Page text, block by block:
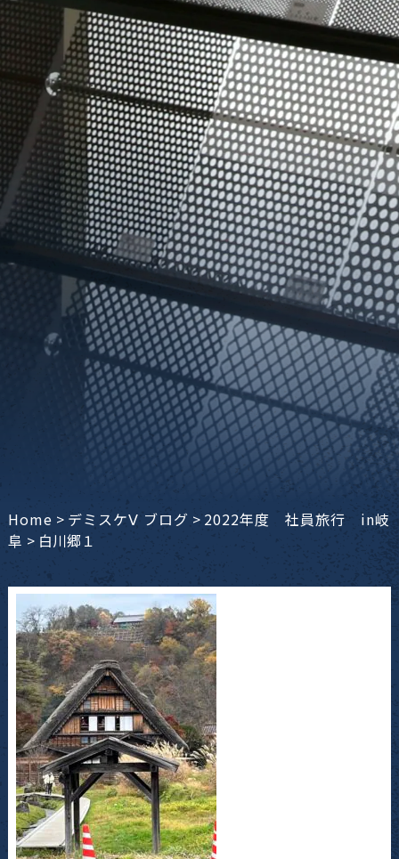
Home > デミスケⅤ ブログ > 2022年度 社員旅行 in岐
阜 > 白川郷１